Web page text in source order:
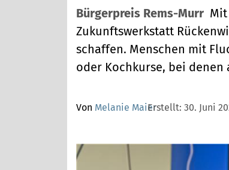
Bürgerpreis Rems-Murr
Zukunftswerkstatt
schaffen. Menschen mit
oder Kochkurse, bei
Von Melanie MaierErstellt: 30. Juni